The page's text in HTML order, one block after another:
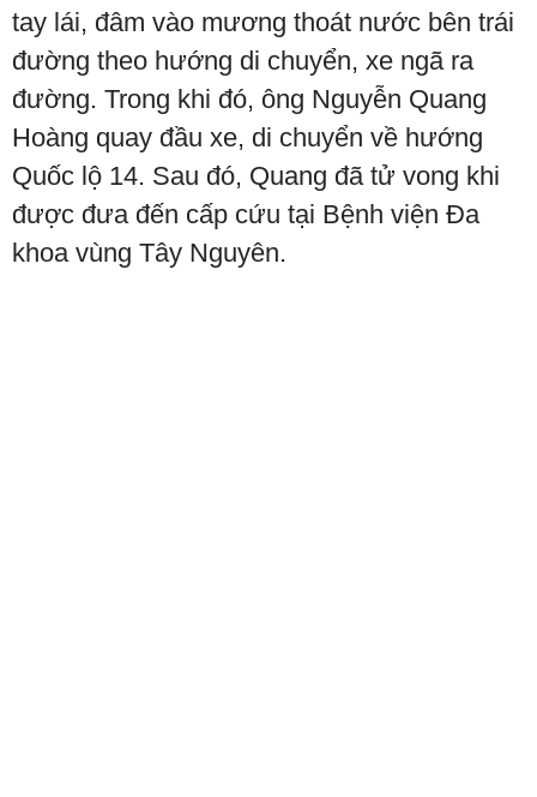
tay lái, đâm vào mương thoát nước bên trái
đường theo hướng di chuyển, xe ngã ra
đường. Trong khi đó, ông Nguyễn Quang
Hoàng quay đầu xe, di chuyển về hướng
Quốc lộ 14. Sau đó, Quang đã tử vong khi
được đưa đến cấp cứu tại Bệnh viện Đa
khoa vùng Tây Nguyên.